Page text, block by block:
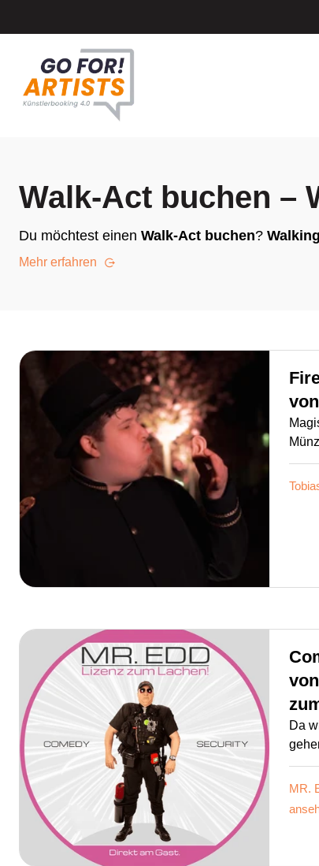
Walk-Act buchen –
Du möchtest einen Walk-Act buchen?
Mehr erfahren
von
von
Da
MR.